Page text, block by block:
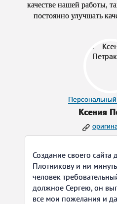
качестве нашей работы,
постоянно улучшать
Персональный
Ксения
Создание своего сайта
Плотникову и ни
человек
должное Сергею, он
все мои пожелания и